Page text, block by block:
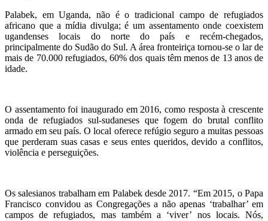
Palabek, em Uganda, não é o tradicional campo de refugiados
africano que a mídia divulga; é um assentamento onde coexistem
ugandenses locais do norte do país e recém-chegados,
principalmente do Sudão do Sul. A área fronteiriça tornou-se o lar de
mais de 70.000 refugiados, 60% dos quais têm menos de 13 anos de
idade.
O assentamento foi inaugurado em 2016, como resposta à crescente
onda de refugiados sul-sudaneses que fogem do brutal conflito
armado em seu país. O local oferece refúgio seguro a muitas pessoas
que perderam suas casas e seus entes queridos, devido a conflitos,
violência e perseguições.
Os salesianos trabalham em Palabek desde 2017. “Em 2015, o Papa
Francisco convidou as Congregações a não apenas ‘trabalhar’ em
campos de refugiados, mas também a ‘viver’ nos locais. Nós,